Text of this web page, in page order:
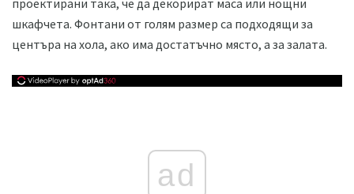
шкафчета. Фонтани от голям размер са подходящи за
центъра на хола, ако има достатъчно място, а за залата.
ad